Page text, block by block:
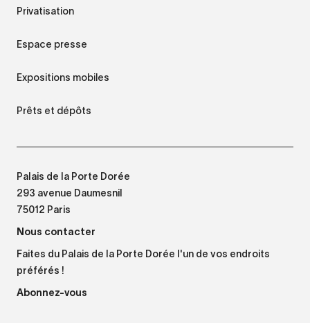
Privatisation
Espace presse
Expositions mobiles
Prêts et dépôts
Palais de la Porte Dorée
293 avenue Daumesnil
75012 Paris
Nous contacter
Faites du Palais de la Porte Dorée l'un de vos endroits
préférés !
Abonnez-vous